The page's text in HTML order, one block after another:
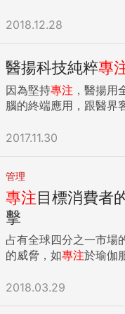
2018.12.28
醫揚科技純粹專
因為堅持專注 ，醫揚
腦的終端應用，跟醫界
2017.11.30
管理
專注目標消費者
擊
占有全球四分之一市場
的威脅，如專注於瑜伽
2018.03.29